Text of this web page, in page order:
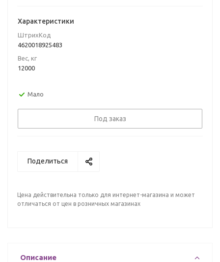
Характеристики
ШтрихКод
4620018925483
Вес, кг
12000
Мало
Под заказ
Поделиться
Цена действительна только для интернет-магазина и может
отличаться от цен в розничных магазинах
Описание